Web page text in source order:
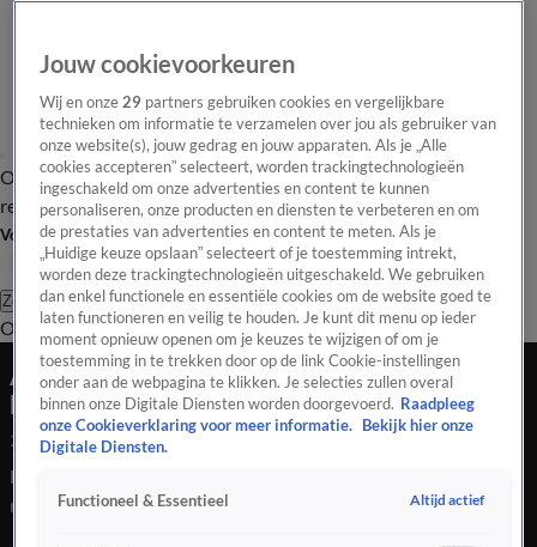
Overzicht Laatste nieuws Regionieuws Het beste van Hart
Tip de
redactie
Volg Hart van Nederland
Zoeken
OverzichtRegioUitzendingenWeerTip de redactiePanelVideo's
Amsterdam viert opening
buitenzwembadseizoen met speciale actie
28 apr 2026, 20:21
De buitenzwembaden openen weer hun deuren voor het
nieuwe seizoen. In Amsterdam wordt dat gevierd met een
Jouw cookievoorkeuren
Wij en onze29 partners gebruiken cookies en vergelijkbare
technieken om informatie te verzamelen over jou als gebruiker van
onze website(s), jouw gedrag en jouw apparaten. Als je „Alle
cookies accepteren” selecteert, worden trackingtechnologieën
ingeschakeld om onze advertenties en content te kunnen
personaliseren, onze producten en diensten te verbeteren en om
de prestaties van advertenties en content te meten. Als je
„Huidige keuze opslaan” selecteert of je toestemming intrekt,
worden deze trackingtechnologieën uitgeschakeld. We gebruiken
dan enkel functionele en essentiële cookies om de website goed te
laten functioneren en veilig te houden. Je kunt dit menu op ieder
moment opnieuw openen om je keuzes te wijzigen of om je
toestemming in te trekken door op de link Cookie-instellingen
onder aan de webpagina te klikken. Je selecties zullen overal
binnen onze Digitale Diensten worden doorgevoerd. Raadpleeg
onze Cookieverklaring voor meer informatie.
Bekijk hier onze
Digitale Diensten.
Functioneel & Essentieel Altijd actief